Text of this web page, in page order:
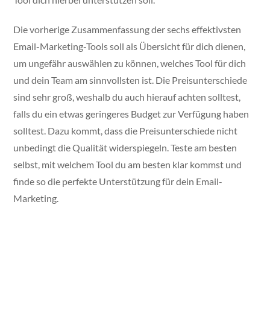
Die vorherige Zusammenfassung der sechs effektivsten
Email-Marketing-Tools soll als Übersicht für dich dienen,
um ungefähr auswählen zu können, welches Tool für dich
und dein Team am sinnvollsten ist. Die Preisunterschiede
sind sehr groß, weshalb du auch hierauf achten solltest,
falls du ein etwas geringeres Budget zur Verfügung haben
solltest. Dazu kommt, dass die Preisunterschiede nicht
unbedingt die Qualität widerspiegeln. Teste am besten
selbst, mit welchem Tool du am besten klar kommst und
finde so die perfekte Unterstützung für dein Email-
Marketing.